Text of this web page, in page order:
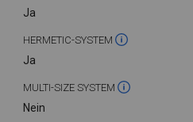
Ja
HERMETIC-SYSTEM
Ja
MULTI-SIZE SYSTEM
Nein